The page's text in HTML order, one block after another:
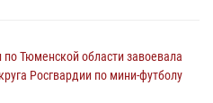
Тюменской области завоевала
Росгвардии по мини-футболу